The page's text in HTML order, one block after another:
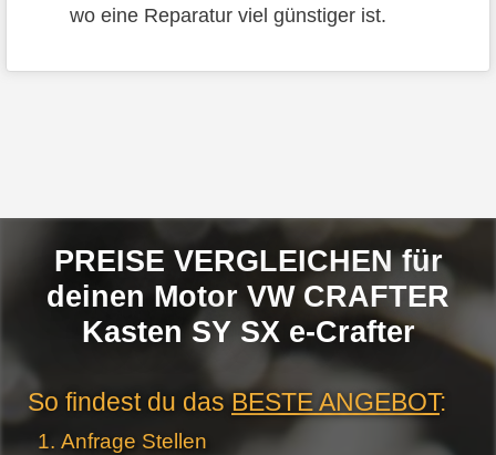
wo eine Reparatur viel günstiger ist.
PREISE VERGLEICHEN für
deinen Motor VW CRAFTER
Kasten SY SX e-Crafter
So findest du dasBESTE ANGEBOT:
Anfrage Stellen